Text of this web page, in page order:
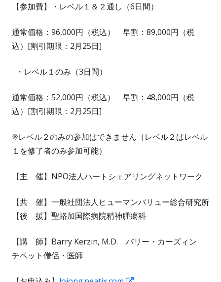
【参加費】・レベル１＆２通し（6日間）
通常価格： 96,000円（税込） 早割：89,000円（税
込）[割引期限：2月25日]
・レベル１のみ（3日間）
通常価格： 52,000円（税込）
早割：48,000円（税
込）[割引期限：2月25日]
※レベル２のみの参加はできません（レベル２はレベル
１を修了者のみ参加可能）
【主 催】NPO法人ハートシェアリングネットワーク
【共 催】一般社団法人ヒューマンバリュー総合研究所
【後 援】 聖路加国際病院精神腫瘍科
【講 師】 Barry Kerzin, M.D. バリー・カーズィン
チベット僧侶・医師